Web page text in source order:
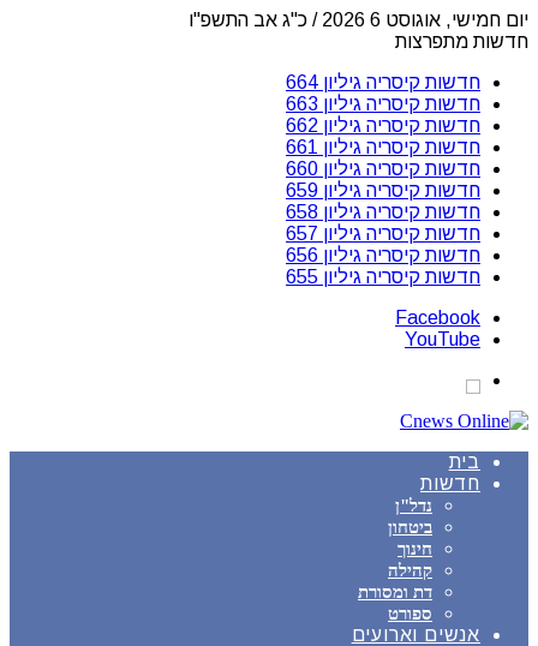
יום חמישי, אוגוסט 6 2026 / כ"ג אב התשפ"ו
חדשות מתפרצות
חדשות קיסריה גיליון 664
חדשות קיסריה גיליון 663
חדשות קיסריה גיליון 662
חדשות קיסריה גיליון 661
חדשות קיסריה גיליון 660
חדשות קיסריה גיליון 659
חדשות קיסריה גיליון 658
חדשות קיסריה גיליון 657
חדשות קיסריה גיליון 656
חדשות קיסריה גיליון 655
Facebook
YouTube
בית
חדשות
נדל"ן
ביטחון
חינוך
קהילה
דת ומסורת
ספורט
אנשים וארועים